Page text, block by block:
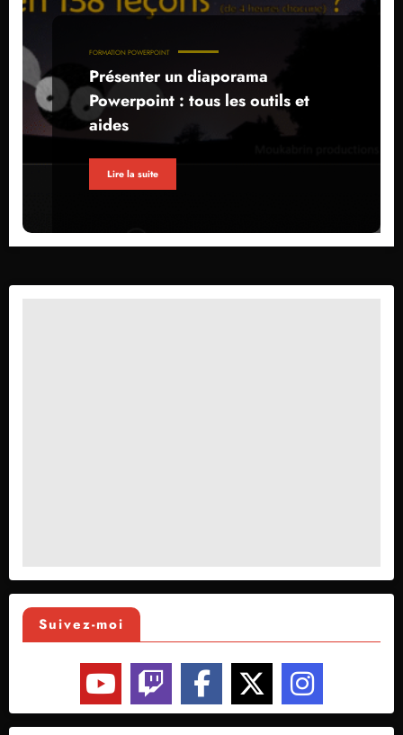
FORMATION POWERPOINT
Présenter un diaporama
Powerpoint : tous les outils et
aides
Lire la suite
Suivez-moi